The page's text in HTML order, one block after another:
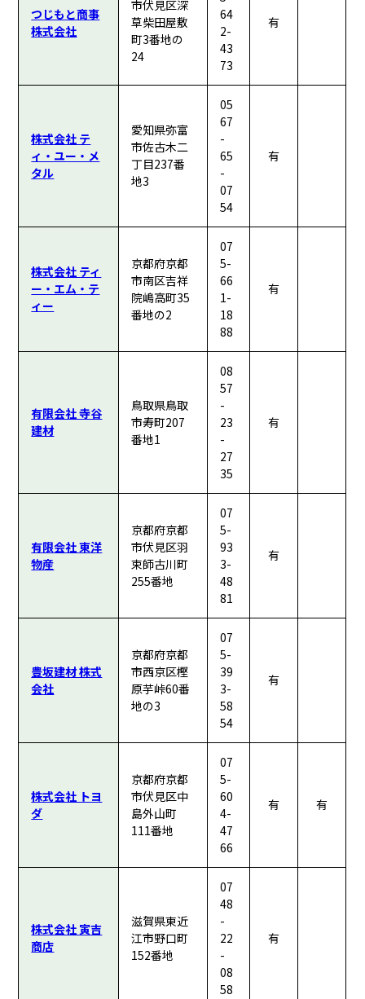
つじもと商事
株式会社
市伏見区深
草柴田屋敷
町3番地の
24
64
2-
43
73
有
株式会社 テ
ィ・ユー・メ
タル
愛知県弥富
市佐古木二
丁目237番
地3
05
67
-
65
-
07
54
有
株式会社 ティ
ー・エム・テ
ィー
京都府京都
市南区吉祥
院嶋高町35
番地の2
07
5-
66
1-
18
88
有
有限会社 寺谷
建材
鳥取県鳥取
市寿町207
番地1
08
57
-
23
-
27
35
有
有限会社 東洋
物産
京都府京都
市伏見区羽
束師古川町
255番地
07
5-
93
3-
48
81
有
豊坂建材 株式
会社
京都府京都
市西京区樫
原芋峠60番
地の3
07
5-
39
3-
58
54
有
株式会社 トヨ
ダ
京都府京都
市伏見区中
島外山町
111番地
07
5-
60
4-
47
66
有 有
株式会社 寅吉
商店
滋賀県東近
江市野口町
152番地
07
48
-
22
-
08
58
有